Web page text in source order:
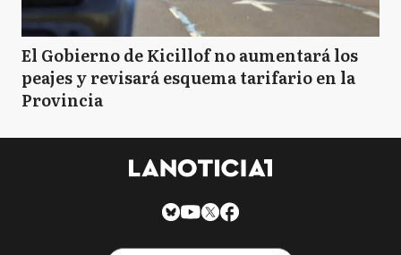
El Gobierno de Kicillof no aumentará los
peajes y revisará esquema tarifario en la
Provincia